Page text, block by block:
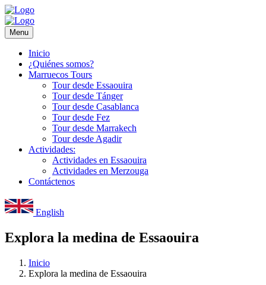
Menu
Inicio
¿Quiénes somos?
Marruecos Tours
Tour desde Essaouira
Tour desde Tánger
Tour desde Casablanca
Tour desde Fez
Tour desde Marrakech
Tour desde Agadir
Actividades:
Actividades en Essaouira
Actividades en Merzouga
Contáctenos
English
Explora la medina de Essaouira
Inicio
Explora la medina de Essaouira